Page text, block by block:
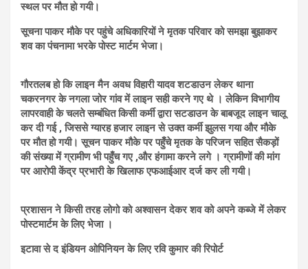
स्थल पर मौत हो गयी।
सूचना पाकर मौके पर पहुंचे अधिकारियों ने मृतक परिवार को समझा बुझाकर
शव का पंचनामा भरके पोस्ट मार्टम भेजा।
गौरतलब हो कि लाइन मैन अवध विहारी यादव शटडाउन लेकर थाना
चकरनगर के नगला जोर गांव में लाइन सही करने गए थे । लेकिन विभागीय
लापरवाही के चलते सम्बंधित किसी कर्मी द्वारा सटडाउन के बाबजूद लाइन चालू
कर दी गई , जिससे ग्यारह हजार लाइन से उक्त कर्मी झुलस गया और मौके
पर मौत हो गयी। सूचन पाकर मौके पर पहुँचे मृतक के परिजन सहित सैकड़ों
की संख्या में ग्रामीण भी पहुँच गए ,और हंगामा करने लगे । ग्रामीणों की मांग
पर आरोपी केंद्र प्रभारी के खिलाफ एफआईआर दर्ज कर ली गयी।
प्रशासन ने किसी तरह लोगो को अश्वासन देकर शव को अपने कब्जे में लेकर
पोस्टमार्टम के लिए भेजा ।
इटावा से द इंडियन ओपिनियन के लिए रवि कुमार की रिपोर्ट